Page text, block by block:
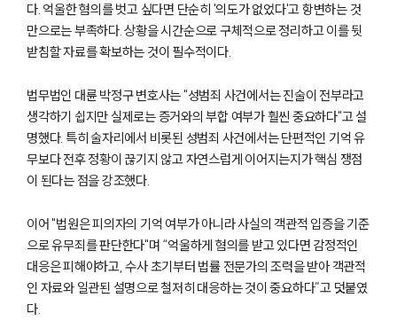
다. 억울한 혐의를 벗고 싶다면 단순히 '의도가 없었다'고 항변하는 것
만으로는 부족하다. 상황을 시간순으로 구체적으로 정리하고 이를 뒷
받침할 자료를 확보하는 것이 필수적이다.
법무법인 대륜 박정구 변호사는 "성범죄 사건에서는 진술이 전부라고
생각하기 쉽지만 실제로는 증거와의 부합 여부가 훨씬 중요하다"고 설
명했다. 특히 술자리에서 비롯된 성범죄 사건에서는 단편적인 기억 유
무보다 전후 정황이 끊기지 않고 자연스럽게 이어지는지가 핵심 쟁점
이 된다는 점을 강조했다.
이어 "법원은 피의자의 기억 여부가 아니라 사실의 객관적 입증을 기준
으로 유무죄를 판단한다"며 “억울하게 혐의를 받고 있다면 감정적인
대응은 피해야하고, 수사 초기부터 법률 전문가의 조력을 받아 객관적
인 자료와 일관된 설명으로 철저히 대응하는 것이 중요하다”고 덧붙였
다.